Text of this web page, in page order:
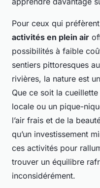
Pour ceux qui
activités en plein air
possibilités à faible
sentiers pittoresques
rivières, la nature est
Que ce soit la
locale ou un pique-
l’air frais et de la
qu’un investissement
ces activités pour
trouver un équilibre
inconsidérément.